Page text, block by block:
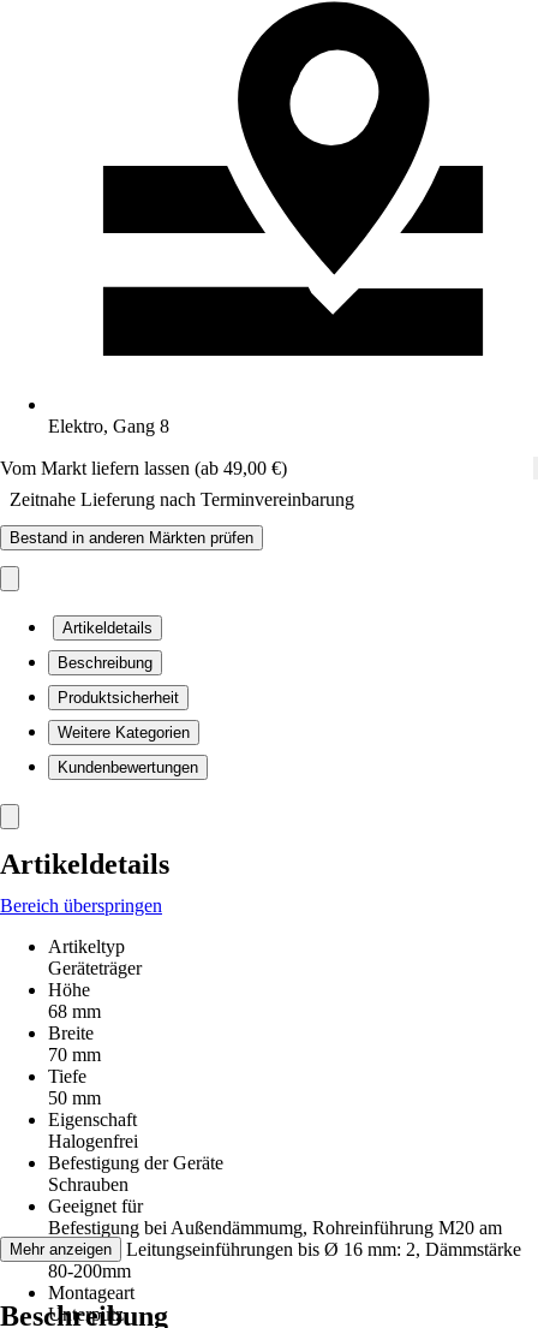
Elektro, Gang 8
Vom Markt liefern lassen (ab 49,00 €)
Zeitnahe Lieferung nach Terminvereinbarung
Bestand in anderen Märkten prüfen
Artikeldetails
Beschreibung
Produktsicherheit
Weitere Kategorien
Kundenbewertungen
Artikeldetails
Bereich überspringen
Artikeltyp
Geräteträger
Höhe
68 mm
Breite
70 mm
Tiefe
50 mm
Eigenschaft
Halogenfrei
Befestigung der Geräte
Schrauben
Geeignet für
Befestigung bei Außendämmumg, Rohreinführung M20 am
Träger: 2, Leitungseinführungen bis Ø 16 mm: 2, Dämmstärke
80-200mm
Montageart
Unterputz
Mehr anzeigen
Beschreibung